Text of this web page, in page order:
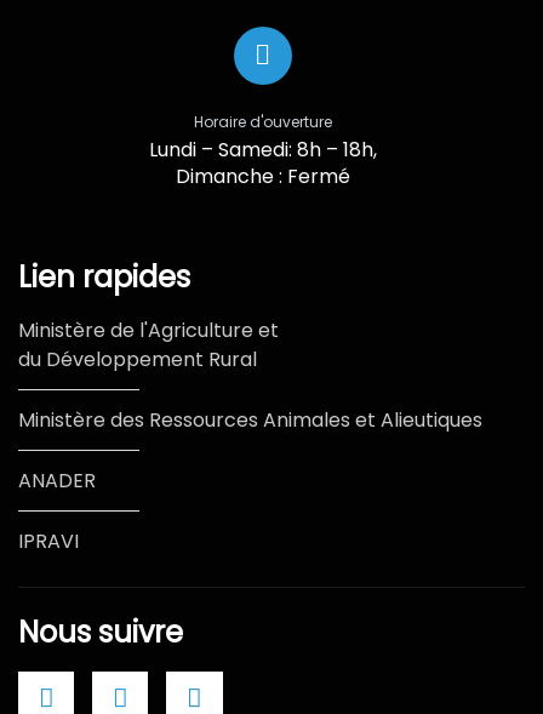
Horaire d'ouverture
Lundi – Samedi: 8h – 18h,
Dimanche : Fermé
Lien rapides
Ministère de l'Agriculture et
du Développement Rural
Ministère des Ressources Animales et Alieutiques
ANADER
IPRAVI
Nous suivre